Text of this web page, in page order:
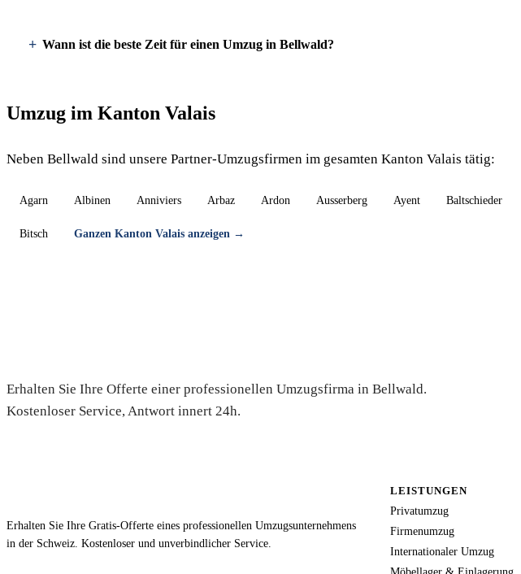
Wann ist die beste Zeit für einen Umzug in Bellwald?
Umzug im Kanton Valais
Neben Bellwald sind unsere Partner-Umzugsfirmen im gesamten Kanton Valais tätig:
Agarn Albinen Anniviers Arbaz Ardon Ausserberg Ayent Baltschieder
Bitsch Ganzen Kanton Valais anzeigen →
Erhalten Sie Ihre Offerte einer professionellen Umzugsfirma in Bellwald.
Kostenloser Service, Antwort innert 24h.
Erhalten Sie Ihre Gratis-Offerte eines professionellen Umzugsunternehmens
in der Schweiz. Kostenloser und unverbindlicher Service.
LEISTUNGEN
Privatumzug
Firmenumzug
Internationaler Umzug
Möbellager & Einlagerung